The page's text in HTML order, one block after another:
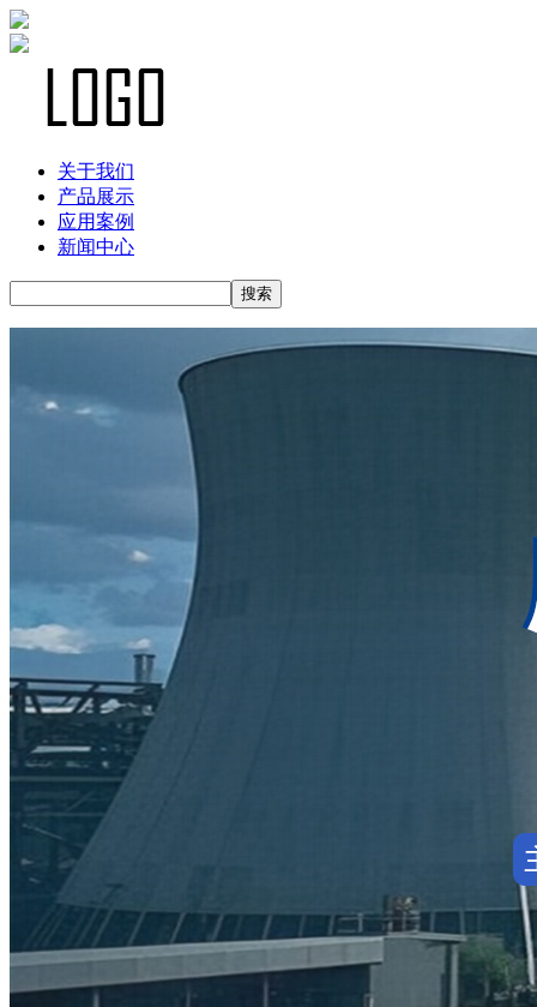
关于我们
产品展示
应用案例
新闻中心